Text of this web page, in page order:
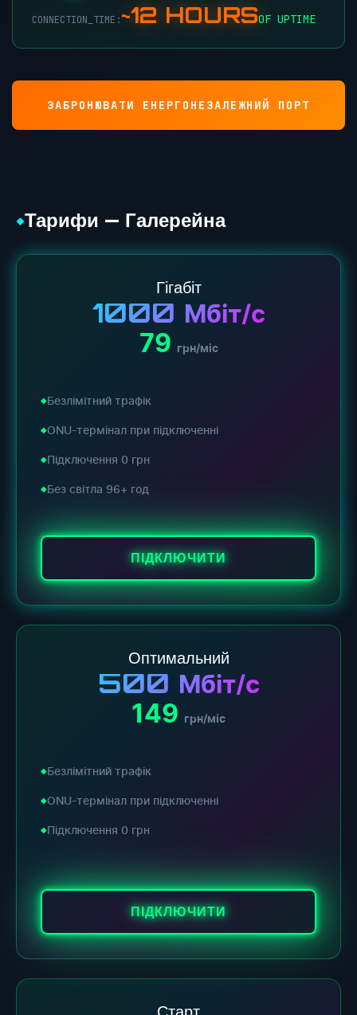
CONNECTION_TIME:~12 HOURSOF UPTIME
ЗАБРОНЮВАТИ ЕНЕРГОНЕЗАЛЕЖНИЙ ПОРТ
◆Тарифи — Галерейна
Гігабіт
1000 Мбіт/с
79 грн/міс
Безлімітний трафік
ONU-термінал при підключенні
Підключення 0 грн
Без світла 96+ год
ПІДКЛЮЧИТИ
Оптимальний
500 Мбіт/с
149 грн/міс
Безлімітний трафік
ONU-термінал при підключенні
Підключення 0 грн
ПІДКЛЮЧИТИ